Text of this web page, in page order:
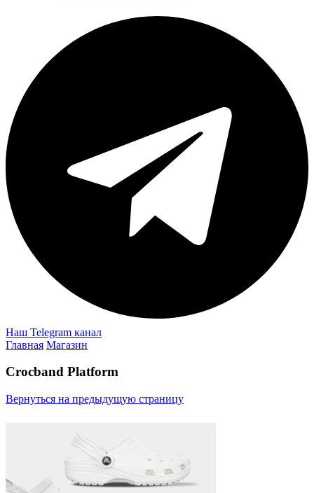
Наш Telegram канал
Главная Магазин
Crocband Platform
Вернуться на предыдущую страницу